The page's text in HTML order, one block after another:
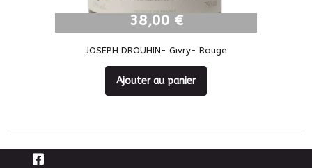
38,00 €
JOSEPH DROUHIN- Givry- Rouge
Ajouter au panier